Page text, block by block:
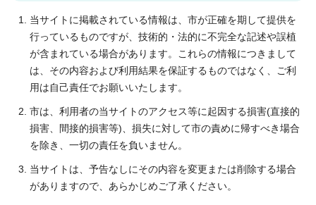
当サイトに掲載されている情報は、市が正確を期して提供を
行っているものですが、技術的・法的に不完全な記述や誤植
が含まれている場合があります。これらの情報につきまして
は、その内容および利用結果を保証するものではなく、ご利
用は自己責任でお願いいたします。
市は、利用者の当サイトのアクセス等に起因する損害(直接的
損害、間接的損害等)、損失に対して市の責めに帰すべき場合
を除き、一切の責任を負いません。
当サイトは、予告なしにその内容を変更または削除する場合
がありますので、あらかじめご了承ください。